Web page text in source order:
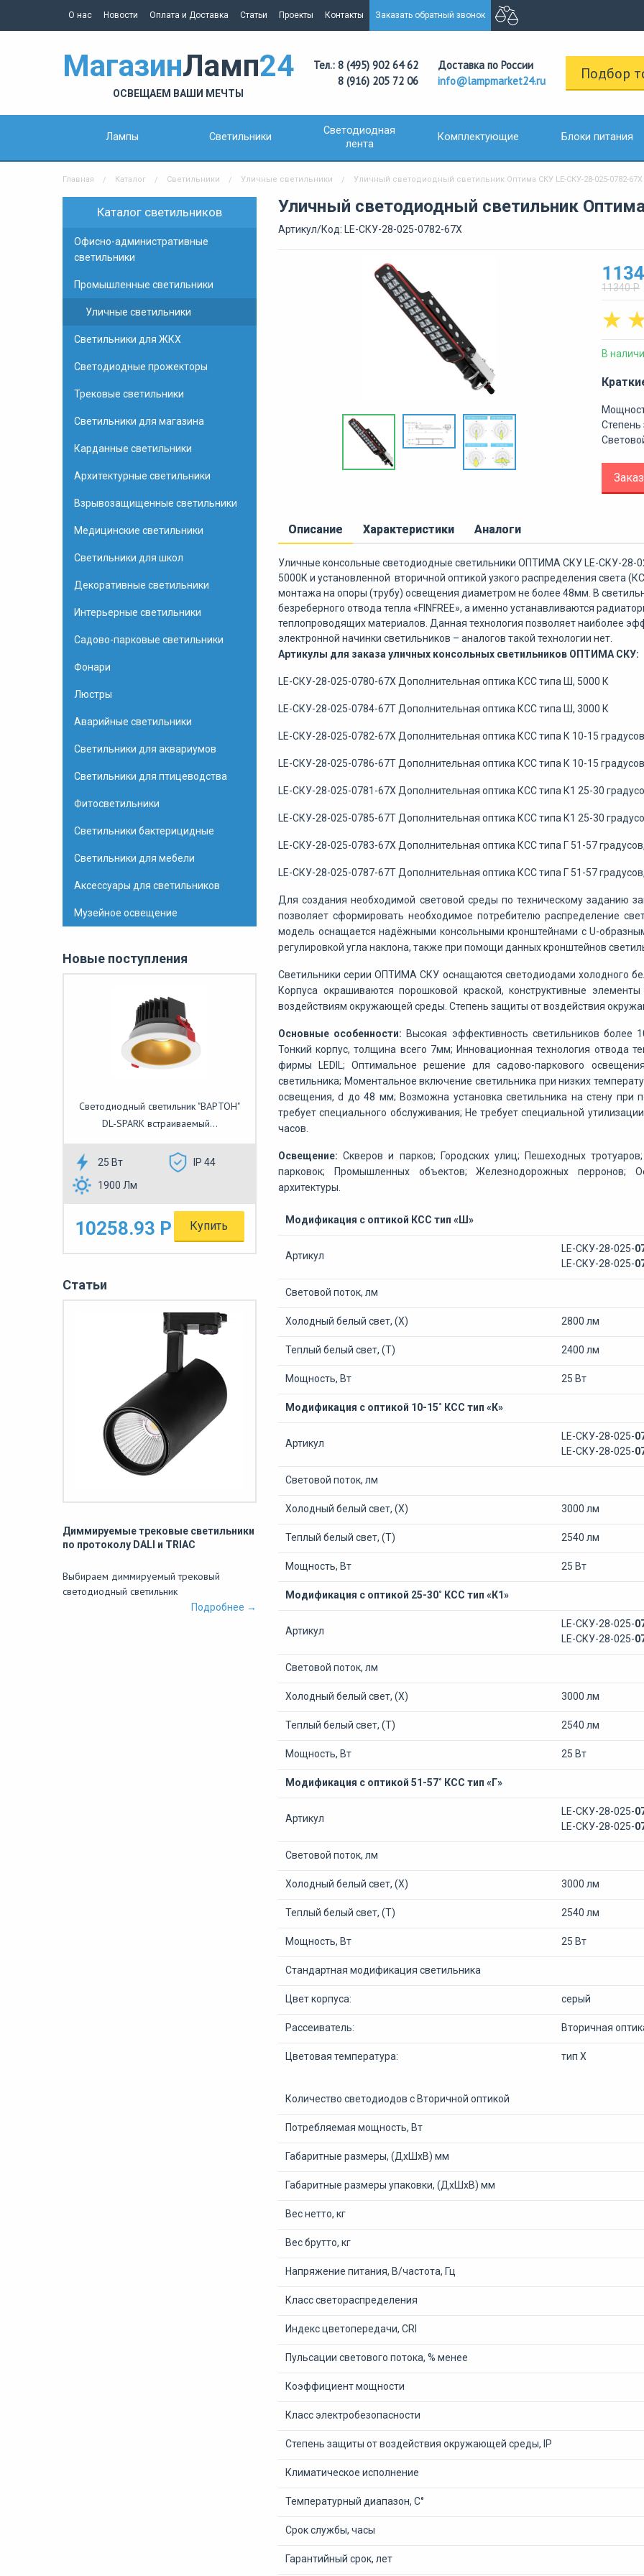
О нас Новости Оплата и Доставка Статьи Проекты Контакты Заказать обратный звонок
МагазинЛамп24
ОСВЕЩАЕМ ВАШИ МЕЧТЫ
Тел.: 8 (495) 902 64 62
8 (916) 205 72 06
Доставка по России
info@lampmarket24.ru
Подбор
Лампы Светильники
Светодиодная
лента
Комплектующие Блоки питания
Главная Каталог Светильники Уличные светильники Уличный светодиодный светильник Оптима СКУ LE-СКУ-28-025-0782-67Х
Каталог светильников
Офисно-административные
светильники
Промышленные светильники
Уличные светильники
Светильники для ЖКХ
Светодиодные прожекторы
Трековые светильники
Светильники для магазина
Карданные светильники
Архитектурные светильники
Взрывозащищенные светильники
Медицинские светильники
Светильники для школ
Декоративные светильники
Интерьерные светильники
Садово-парковые светильники
Фонари
Люстры
Аварийные светильники
Светильники для аквариумов
Светильники для птицеводства
Фитосветильники
Светильники бактерицидные
Светильники для мебели
Аксессуары для светильников
Музейное освещение
Новые поступления
Светодиодный светильник "ВАРТОН"
DL-SPARK встраиваемый...
25 Вт
IP 44
1900 Лм
10258.93 Р Купить
Статьи
Диммируемые трековые светильники
по протоколу DALI и TRIAC
Выбираем диммируемый трековый
светодиодный светильник
Подробнее →
Уличный светодиодный светильник
Артикул/Код: LE-СКУ-28-025-0782-67Х
11340 Р
☆
В
Степень
Описание Характеристики Аналоги
Уличные консольные светодиодные светильники ОПТИМА СКУ LE-СКУ-28-
5000К и установленной вторичной оптикой узкого распределения света
монтажа на опоры (трубу) освещения диаметром не более 48мм. В
безреберного отвода тепла «FINFREE», а именно устанавливаются
теплопроводящих материалов. Данная технология позволяет наиболее
электронной начинки светильников – аналогов такой технологии нет.
Артикулы для заказа уличных консольных светильников ОПТИМА СКУ:
LE-СКУ-28-025-0780-67Х Дополнительная оптика КСС типа Ш, 5000 К
LE-СКУ-28-025-0784-67Т Дополнительная оптика КСС типа Ш, 3000 К
LE-СКУ-28-025-0782-67Х Дополнительная оптика КСС типа К 10-15
LE-СКУ-28-025-0786-67Т Дополнительная оптика КСС типа К 10-15
LE-СКУ-28-025-0781-67Х Дополнительная оптика КСС типа К1 25-30
LE-СКУ-28-025-0785-67Т Дополнительная оптика КСС типа К1 25-30
LE-СКУ-28-025-0783-67Х Дополнительная оптика КСС типа Г 51-57
LE-СКУ-28-025-0787-67Т Дополнительная оптика КСС типа Г 51-57
Для создания необходимой световой среды по техническому заданию
позволяет сформировать необходимое потребителю распределение
модель оснащается надёжными консольными кронштейнами с U-
регулировкой угла наклона, также при помощи данных кронштейнов
Светильники серии ОПТИМА СКУ оснащаются светодиодами холодного
Корпуса окрашиваются порошковой краской, конструктивные
воздействиям окружающей среды. Степень защиты от воздействия
Основные особенности: Высокая эффективность светильников более
Тонкий корпус, толщина всего 7мм; Инновационная технология отвода
фирмы LEDIL; Оптимальное решение для садово-паркового
светильника; Моментальное включение светильника при низких
освещения, d до 48 мм; Возможна установка светильника на стену при
требует специального обслуживания; Не требует специальной
часов.
Освещение:Скверов и парков; Городских улиц; Пешеходных
парковок; Промышленных объектов; Железнодорожных перронов;
архитектуры.
Модификация с оптикой КСС тип «Ш»
Артикул
LE-СКУ-28-025-
LE-СКУ-28-025-
Световой поток, лм
Холодный белый свет, (Х) 2800 лм
Теплый белый свет, (Т) 2400 лм
Мощность, Вт 25 Вт
Модификация с оптикой 10-15˚ КСС тип «К»
Артикул
LE-СКУ-28-025-
LE-СКУ-28-025-
Световой поток, лм
Холодный белый свет, (Х) 3000 лм
Теплый белый свет, (Т) 2540 лм
Мощность, Вт 25 Вт
Модификация с оптикой 25-30˚ КСС тип «К1»
Артикул
LE-СКУ-28-025-
LE-СКУ-28-025-
Световой поток, лм
Холодный белый свет, (Х) 3000 лм
Теплый белый свет, (Т) 2540 лм
Мощность, Вт 25 Вт
Модификация с оптикой 51-57˚ КСС тип «Г»
Артикул
LE-СКУ-28-025-
LE-СКУ-28-025-
Световой поток, лм
Холодный белый свет, (Х) 3000 лм
Теплый белый свет, (Т) 2540 лм
Мощность, Вт 25 Вт
Стандартная модификация светильника
Цвет корпуса: серый
Рассеиватель: Вторичная
Цветовая температура: тип Х
Количество светодиодов с Вторичной оптикой
Потребляемая мощность, Вт
Габаритные размеры, (ДхШхВ) мм
Габаритные размеры упаковки, (ДхШхВ) мм
Вес нетто, кг
Вес брутто, кг
Напряжение питания, В/частота, Гц
Класс светораспределения
Индекс цветопередачи, CRI
Пульсации светового потока, % менее
Коэффициент мощности
Класс электробезопасности
Степень защиты от воздействия окружающей среды, IP
Климатическое исполнение
Температурный диапазон, С°
Срок службы, часы
Гарантийный срок, лет